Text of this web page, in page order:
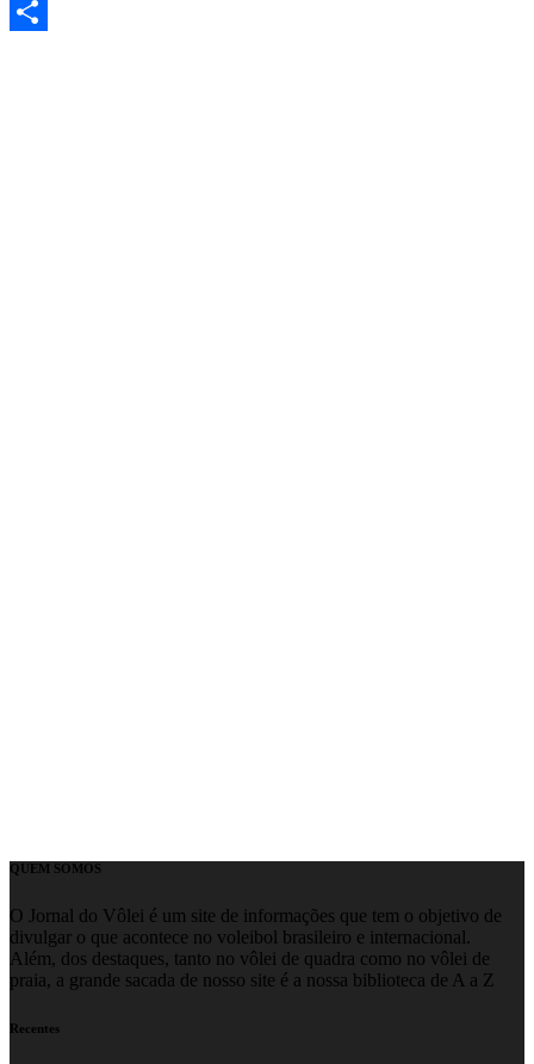
Email
QUEM SOMOS
O Jornal do Vôlei é um site de informações que tem o objetivo de
divulgar o que acontece no voleibol brasileiro e internacional.
Além, dos destaques, tanto no vôlei de quadra como no vôlei de
praia, a grande sacada de nosso site é a nossa biblioteca de A a Z
Recentes